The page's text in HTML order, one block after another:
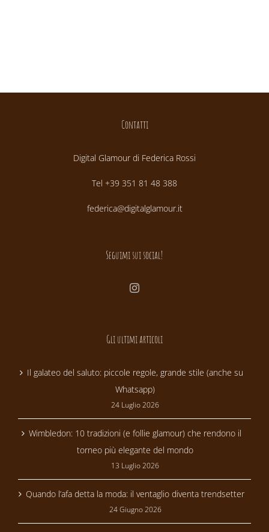
Contatti
Digital Glamour di Federica Rossi
Tel +39 351 81 48 388
federica@digitalglamour.it
Seguimi sui social!
Gli ultimi articoli
Il galateo del saluto: piccole regole, grande stile (anche su
Whatsapp)
24 Luglio 2026
Wimbledon: 10 tradizioni (e follie glamour) che rendono il
torneo più elegante del mondo
13 Luglio 2026
Quando l’afa detta la moda: il ventaglio diventa trendsetter
24 Giugno 2026